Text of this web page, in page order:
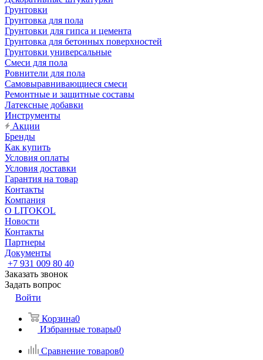
Грунтовки
Грунтовка для пола
Грунтовки для гипса и цемента
Грунтовка для бетонных поверхностей
Грунтовки универсальные
Смеси для пола
Ровнители для пола
Самовыравнивающиеся смеси
Ремонтные и защитные составы
Латексные добавки
Инструменты
Акции
Бренды
Как купить
Условия оплаты
Условия доставки
Гарантия на товар
Контакты
Компания
О LITOKOL
Новости
Контакты
Партнеры
Документы
+7 931 009 80 40
Заказать звонок
Задать вопрос
Войти
Корзина0
Избранные товары0
Сравнение товаров0